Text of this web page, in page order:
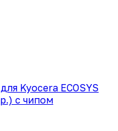
Kyocera ECOSYS
с чипом